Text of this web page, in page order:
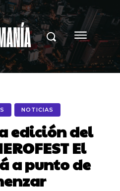
NOTICIAS
edición del
El
a punto de